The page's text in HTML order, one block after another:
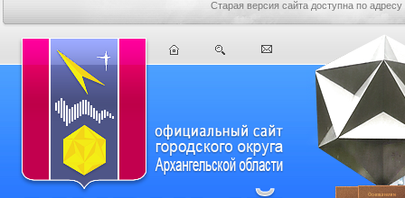
Старая версия сайта доступна по адресу